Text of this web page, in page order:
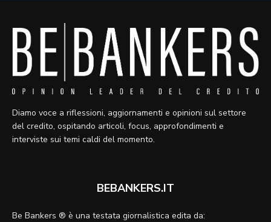
Diamo voce a riflessioni, aggiornamenti e opinioni sul settore
del credito, ospitando articoli, focus, approfondimenti e
interviste sui temi caldi del momento.
BEBANKERS.IT
Be Bankers ® è una testata giornalistica edita da: